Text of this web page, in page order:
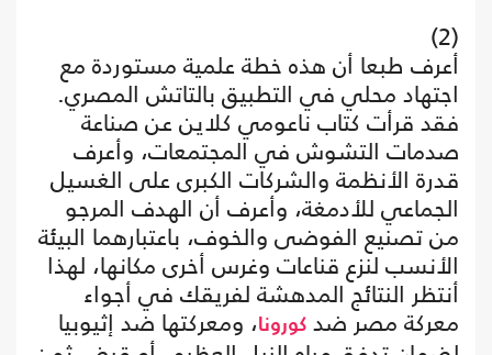
(2)
أعرف طبعا أن هذه خطة علمية مستوردة مع
اجتهاد محلي في التطبيق بالتاتش المصري.
فقد قرأت كتاب ناعومي كلاين عن صناعة
صدمات التشوش في المجتمعات، وأعرف
قدرة الأنظمة والشركات الكبرى على الغسيل
الجماعي للأدمغة، وأعرف أن الهدف المرجو
من تصنيع الفوضى والخوف، باعتبارهما البيئة
الأنسب لنزع قناعات وغرس أخرى مكانها، لهذا
أنتظر النتائج المدهشة لفريقك في أجواء
معركة مصر ضد كورونا، ومعركتها ضد إثيوبيا